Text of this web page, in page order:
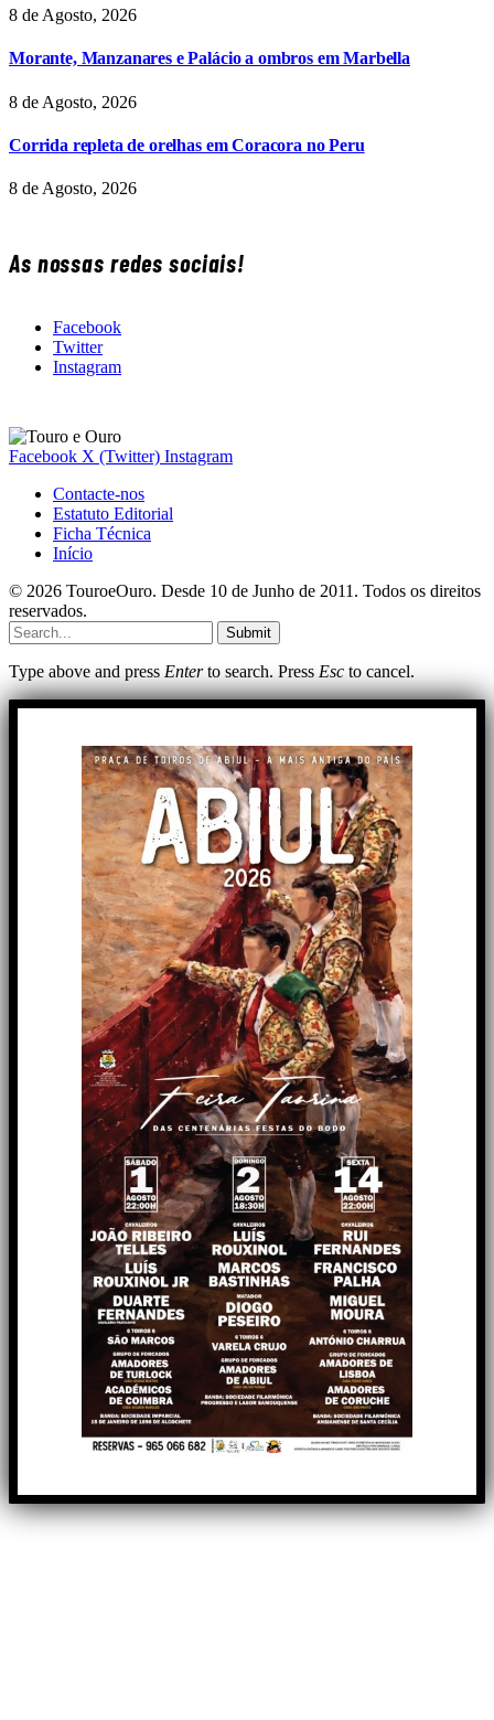
8 de Agosto, 2026
Morante, Manzanares e Palácio a ombros em Marbella
8 de Agosto, 2026
Corrida repleta de orelhas em Coracora no Peru
8 de Agosto, 2026
As nossas redes sociais!
Facebook
Twitter
Instagram
Facebook X (Twitter) Instagram
Contacte-nos
Estatuto Editorial
Ficha Técnica
Início
© 2026 TouroeOuro. Desde 10 de Junho de 2011. Todos os direitos
reservados.
Submit
Type above and press Enterto search. Press Esc to cancel.